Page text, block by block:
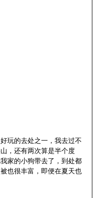
玩的去处之一，我去过不
，还有两次算是半个度
家的小狗带去了，到处都
也很丰富，即便在夏天也